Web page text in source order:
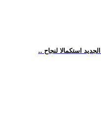
استكمالا لنجاح